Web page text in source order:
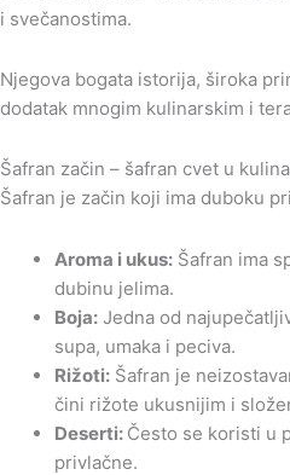
i svečanostima.
Njegova bogata istorija, široka
dodatak mnogim kulinarskim i
Šafran začin – šafran cvet u
Šafran je začin koji ima duboku
Aroma i ukus: Šafran ima
dubinu jelima.
Boja: Jedna od
supa, umaka i peciva.
Rižoti: Šafran je
čini rižote ukusnijim i
Deserti: Često se koristi u
privlačne.